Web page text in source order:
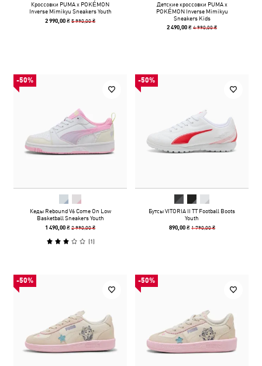
Кроссовки PUMA x POKÉMON
Inverse Mimikyu Sneakers Youth
2 990,00 ₴5 990,00 ₴
Детские кроссовки PUMA x
POKÉMON Inverse Mimikyu
Sneakers Kids
2 490,00 ₴4 990,00 ₴
-50%
Кеды Rebound V6 Come On Low
Basketball Sneakers Youth
1 490,00 ₴2 990,00 ₴
(1)
-50%
Бутсы VITORIA II TT Football Boots
Youth
890,00 ₴ 1 790,00 ₴
-50% -50%